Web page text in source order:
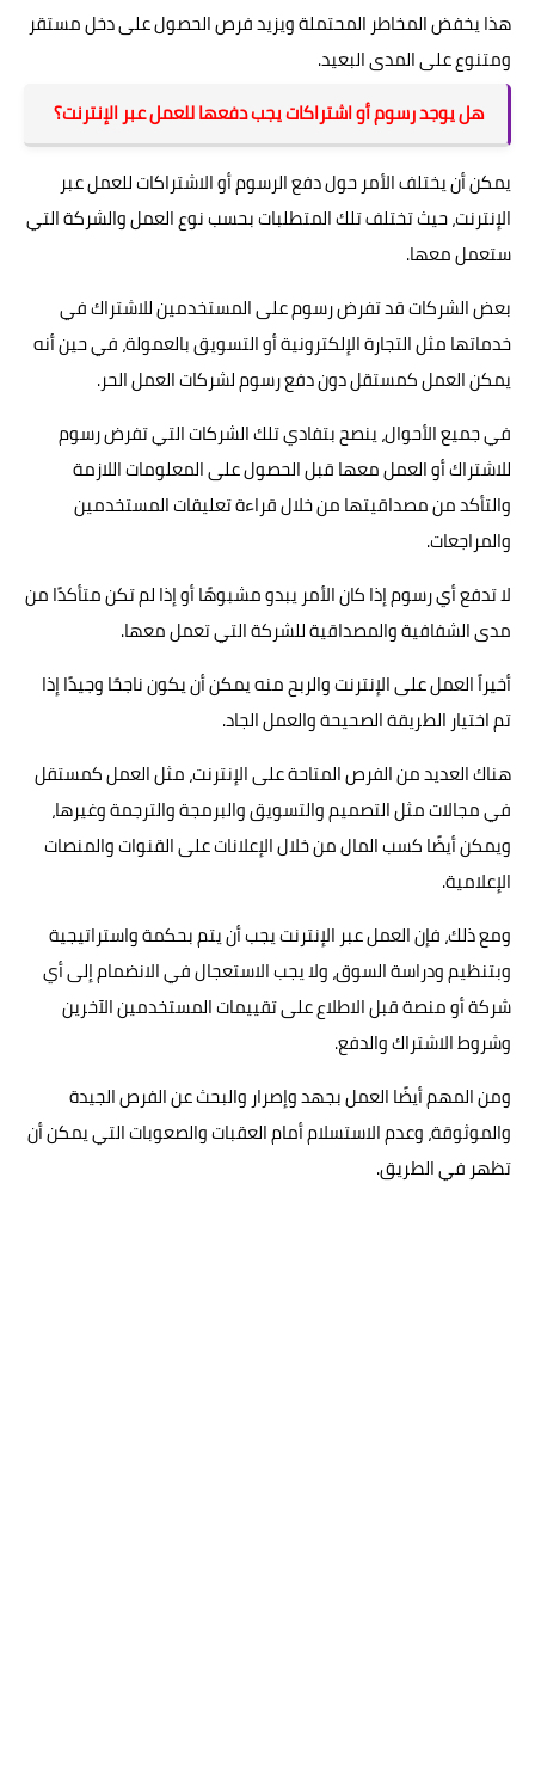
هذا يخفض المخاطر المحتملة ويزيد فرص الحصول على دخل مستقر
ومتنوع على المدى البعيد.
هل يوجد رسوم أو اشتراكات يجب دفعها للعمل عبر الإنترنت؟
يمكن أن يختلف الأمر حول دفع الرسوم أو الاشتراكات للعمل عبر
الإنترنت، حيث تختلف تلك المتطلبات بحسب نوع العمل والشركة التي
ستعمل معها.
بعض الشركات قد تفرض رسوم على المستخدمين للاشتراك في
خدماتها مثل التجارة الإلكترونية أو التسويق بالعمولة، في حين أنه
يمكن العمل كمستقل دون دفع رسوم لشركات العمل الحر.
في جميع الأحوال، ينصح بتفادي تلك الشركات التي تفرض رسوم
للاشتراك أو العمل معها قبل الحصول على المعلومات اللازمة
والتأكد من مصداقيتها من خلال قراءة تعليقات المستخدمين
والمراجعات.
لا تدفع أي رسوم إذا كان الأمر يبدو مشبوهًا أو إذا لم تكن متأكدًا من
مدى الشفافية والمصداقية للشركة التي تعمل معها.
أخيراً العمل على الإنترنت والربح منه يمكن أن يكون ناجحًا وجيدًا إذا
تم اختيار الطريقة الصحيحة والعمل الجاد.
هناك العديد من الفرص المتاحة على الإنترنت، مثل العمل كمستقل
في مجالات مثل التصميم والتسويق والبرمجة والترجمة وغيرها،
ويمكن أيضًا كسب المال من خلال الإعلانات على القنوات والمنصات
الإعلامية.
ومع ذلك، فإن العمل عبر الإنترنت يجب أن يتم بحكمة واستراتيجية
وبتنظيم ودراسة السوق، ولا يجب الاستعجال في الانضمام إلى أي
شركة أو منصة قبل الاطلاع على تقييمات المستخدمين الآخرين
وشروط الاشتراك والدفع.
ومن المهم أيضًا العمل بجهد وإصرار والبحث عن الفرص الجيدة
والموثوقة، وعدم الاستسلام أمام العقبات والصعوبات التي يمكن أن
تظهر في الطريق.